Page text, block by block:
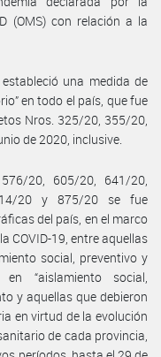
(OMS) con relación a la
una medida de
en todo el país, que fue
Nros. 325/20, 355/20,
de 2020, inclusive.
20, 605/20, 641/20,
20 y 875/20 se fue
del país, en el marco
COVID-19, entre aquellas
social, preventivo y
“aislamiento social,
y aquellas que debieron
en virtud de la evolución
de cada provincia,